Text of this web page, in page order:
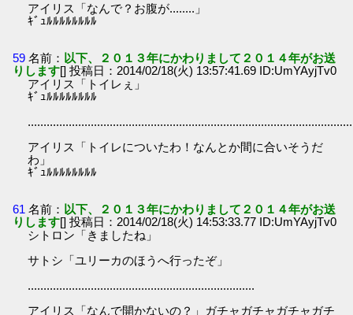
アイリス「なんで？お腹が........」
ｷﾞｭﾙﾙﾙﾙﾙﾙﾙﾙ
59 名前： 以下、２０１３年にかわりまして２０１４年がお送
りします[] 投稿日：2014/02/18(火) 13:57:41.69 ID:UmYAyjTv0
アイリス「トイレぇ」
ｷﾞｭﾙﾙﾙﾙﾙﾙﾙﾙ
アイリス「トイレについたわ！なんとか間に合いそうだ
わ」
ｷﾞｭﾙﾙﾙﾙﾙﾙﾙﾙ
61 名前： 以下、２０１３年にかわりまして２０１４年がお送
りします[] 投稿日：2014/02/18(火) 14:53:33.77 ID:UmYAyjTv0
シトロン「きましたね」
サトシ「ユリーカのほうへ行ったぞ」
........................................................................
アイリス「なんで開かないの？」ガチャガチャガチャガチ